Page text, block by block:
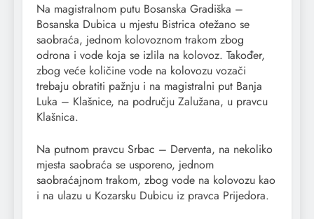
Na magistralnom putu Bosanska Gradiška –
Bosanska Dubica u mjestu Bistrica otežano se
saobraća, jednom kolovoznom trakom zbog
odrona i vode koja se izlila na kolovoz. Također,
zbog veće količine vode na kolovozu vozači
trebaju obratiti pažnju i na magistralni put Banja
Luka – Klašnice, na području Zalužana, u pravcu
Klašnica.
Na putnom pravcu Srbac – Derventa, na nekoliko
mjesta saobraća se usporeno, jednom
saobraćajnom trakom, zbog vode na kolovozu kao
i na ulazu u Kozarsku Dubicu iz pravca Prijedora.